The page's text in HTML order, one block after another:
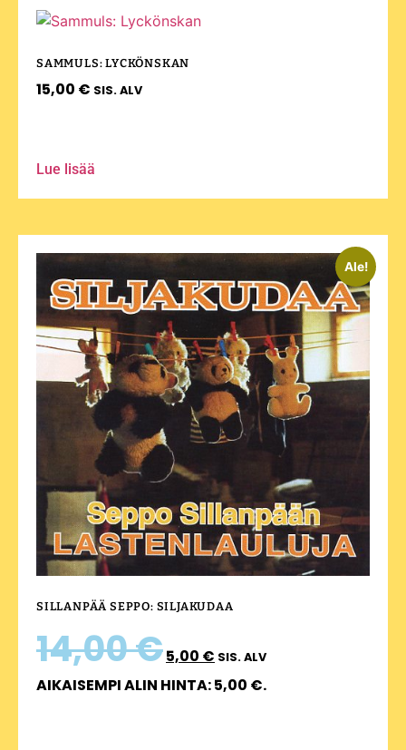
SAMMULS: LYCKÖNSKAN
15,00 € SIS. ALV
Lue lisää
Ale!
SILLANPÄÄ SEPPO: SILJAKUDAA
14,00€5,00 € SIS. ALV
AIKAISEMPI ALIN HINTA:5,00 €.